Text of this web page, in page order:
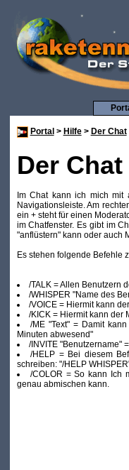
Portal > Hilfe> Der Chat
Der Chat
Im Chat kann ich mich
Navigationsleiste. Am
ein + steht für einen
im Chatfenster. Es gibt im
"anflüstern" kann oder auch
Es stehen folgende Befehle
/TALK = Allen Benutzern
/WHISPER "Name des
/VOICE = Hiermit kann
/KICK = Hiermit kann der
/ME "Text" = Damit
Minuten abwesend"
/INVITE "Benutzername"
/HELP = Bei diesem
schreiben: "/HELP
/COLOR = So kann Ich
genau abmischen kann.